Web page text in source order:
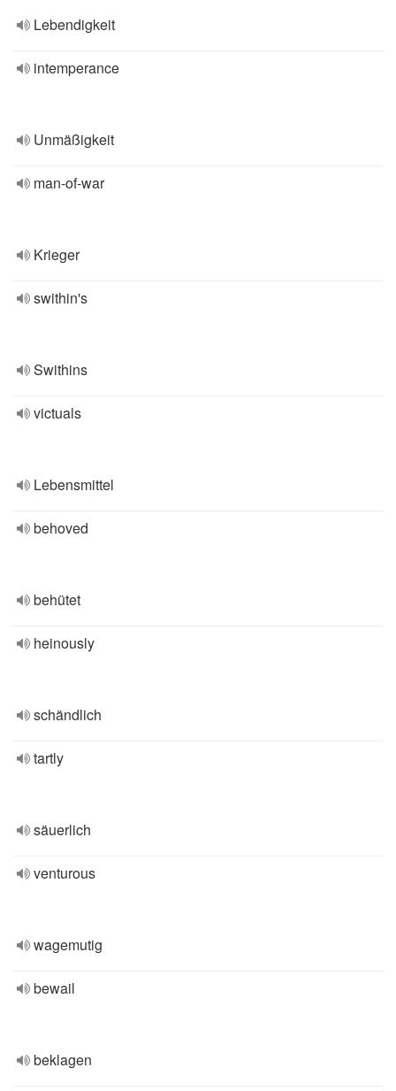
Lebendigkeit
intemperance
Unmäßigkeit
man-of-war
Krieger
swithin's
Swithins
victuals
Lebensmittel
behoved
behütet
heinously
schändlich
tartly
säuerlich
venturous
wagemutig
bewail
beklagen